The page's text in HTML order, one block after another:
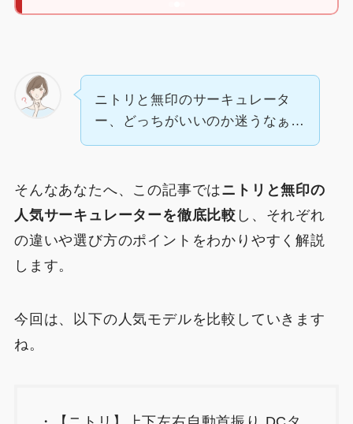
ニトリと無印のサーキュレータ
ー、どっちがいいのか迷うなぁ…
そんなあなたへ、この記事ではニトリと無印の
人気サーキュレーターを徹底比較 し、それぞれ
の違いや選び方のポイントをわかりやすく解説
します。
今回は、以下の人気モデルを比較していきます
ね。